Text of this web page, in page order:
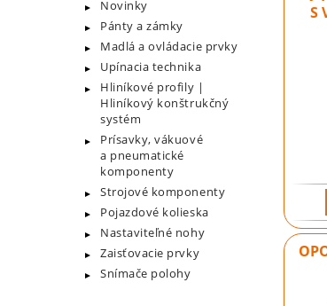
Novinky
Pánty a zámky
Madlá a ovládacie prvky
Upínacia technika
Hliníkové profily |
Hliníkový konštrukčný
systém
Prísavky, vákuové
a pneumatické
komponenty
Strojové komponenty
Pojazdové kolieska
Nastaviteľné nohy
Zaisťovacie prvky
Snímače polohy
S